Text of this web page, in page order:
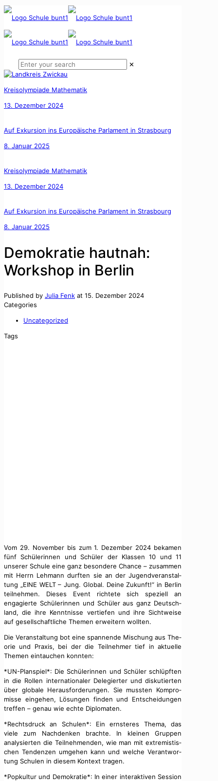
✕
Kreisolympiade Mathematik
13. Dezember 2024
Auf Exkursion ins Europäische Parlament in Strasbourg
8. Januar 2025
Kreisolympiade Mathematik
13. Dezember 2024
Auf Exkursion ins Europäische Parlament in Strasbourg
8. Januar 2025
Demokratie hautnah:
Workshop in Berlin
Published by Julia Fenk at 15. Dezember 2024
Categories
Uncategorized
Tags
Vom 29. Novem­ber bis zum 1. Dezem­ber 2024 beka­men
fünf Schü­lerin­nen und Schüler der Klassen 10 und 11
unser­er Schule eine ganz beson­dere Chance – zusam­men
mit Her­rn Lehmann durften sie an der Jugend­ver­anstal­
tung „EINE WELT – Jung. Glob­al. Deine Zukun­ft!“ in Berlin
teil­nehmen. Dieses Event richtete sich speziell an
engagierte Schü­lerin­nen und Schüler aus ganz Deutsch­
land, die ihre Ken­nt­nisse ver­tiefen und ihre Sichtweise
auf gesellschaftliche The­men erweit­ern woll­ten.
Die Ver­anstal­tung bot eine span­nende Mis­chung aus The­
o­rie und Prax­is, bei der die Teil­nehmer tief in aktuelle
The­men ein­tauchen kon­nten:
*UN-Plan­spiel*: Die Schü­lerin­nen und Schüler schlüpften
in die Rollen inter­na­tionaler Delegiert­er und disku­tierten
über glob­ale Her­aus­forderun­gen. Sie mussten Kom­pro­
misse einge­hen, Lösun­gen find­en und Entschei­dun­gen
tre­f­fen – genau wie echte Diplo­mat­en.
*Rechts­druck an Schulen*: Ein ern­steres The­ma, das
viele zum Nach­denken brachte. In kleinen Grup­pen
analysierten die Teil­nehmenden, wie man mit extrem­istis­
chen Ten­den­zen umge­hen kann und welche Ver­ant­wor­
tung Schulen in diesem Kon­text tra­gen.
*Pop­kul­tur und Demokratie*: In ein­er inter­ak­tiv­en Ses­sion